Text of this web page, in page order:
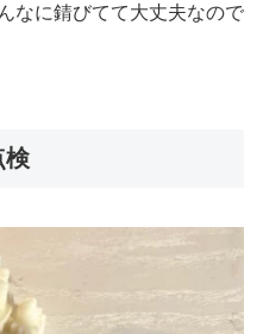
なに錆びてて大丈夫なので
検